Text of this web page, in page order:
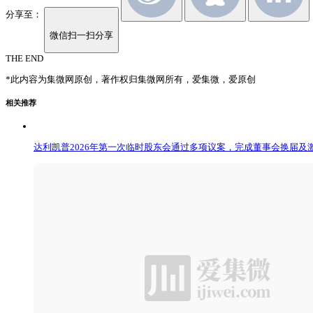
分享至：
微信扫一扫分享
THE END
*此内容为集微网原创，著作权归集微网所有，爱集微，爱原创
相关推荐
达利凯普2026年第一次临时股东会通过多项议案，完成董事会换届及